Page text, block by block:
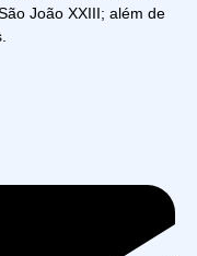
João XXIII; além de